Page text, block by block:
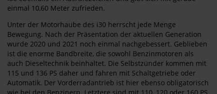
einmal 10,60 Meter zufrieden.
Unter der Motorhaube des i30 herrscht jede Menge
Bewegung. Nach der Präsentation der aktuellen Generation
wurde 2020 und 2021 noch einmal nachgebessert. Geblieben
ist die enorme Bandbreite, die sowohl Benzinmotoren als
auch Dieseltechnik beinhaltet. Die Selbstzünder kommen mit
115 und 136 PS daher und fahren mit Schaltgetriebe oder
Automatik. Der Vorderradantrieb ist hier ebenso obligatorisch